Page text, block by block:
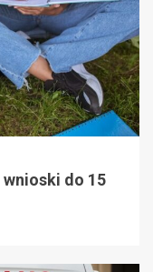
do 15